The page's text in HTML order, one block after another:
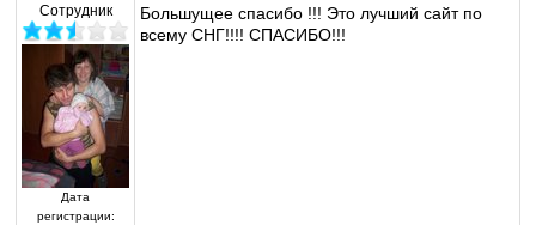
Сотрудник
Дата
регистрации:
Большущее спасибо !!! Это лучший сайт по
всему СНГ!!!! СПАСИБО!!!